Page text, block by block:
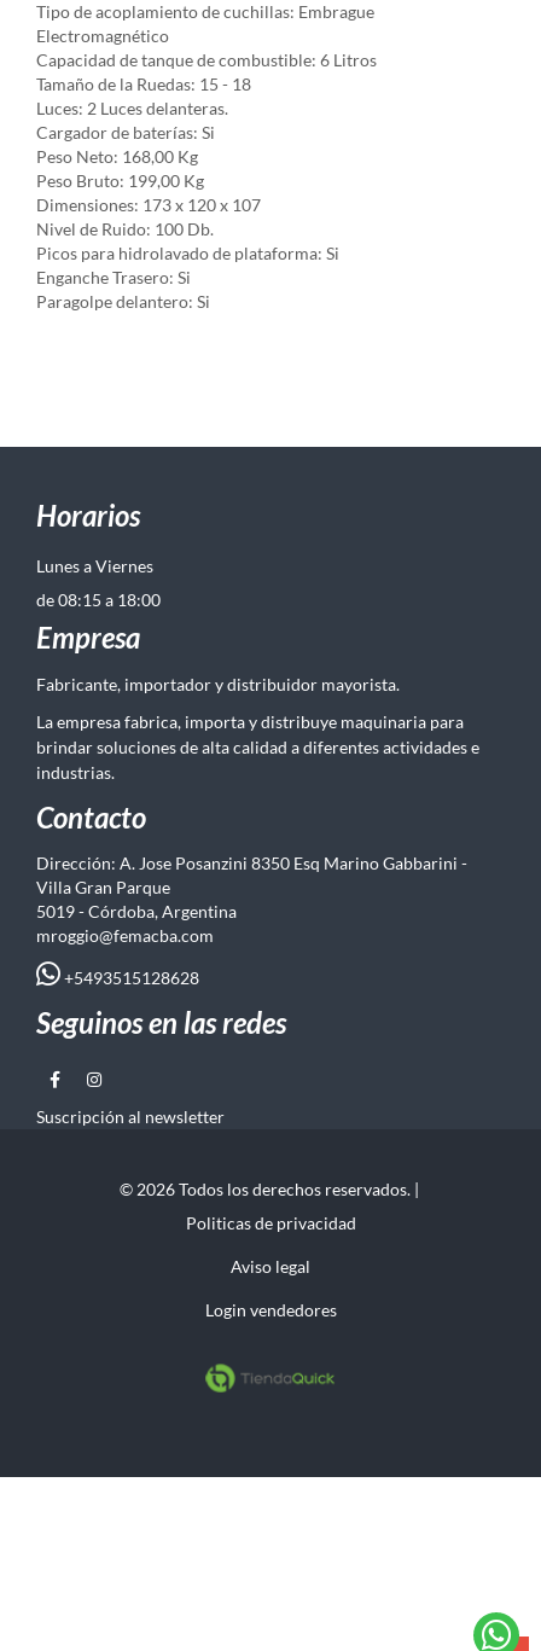
Tipo de acoplamiento de cuchillas: Embrague
Electromagnético
Capacidad de tanque de combustible: 6 Litros
Tamaño de la Ruedas: 15 - 18
Luces: 2 Luces delanteras.
Cargador de baterías: Si
Peso Neto: 168,00 Kg
Peso Bruto: 199,00 Kg
Dimensiones: 173 x 120 x 107
Nivel de Ruido: 100 Db.
Picos para hidrolavado de plataforma: Si
Enganche Trasero: Si
Paragolpe delantero: Si
Horarios
Lunes a Viernes
de 08:15 a 18:00
Empresa
Fabricante, importador y distribuidor mayorista.
La empresa fabrica, importa y distribuye maquinaria para
brindar soluciones de alta calidad a diferentes actividades e
industrias.
Contacto
Dirección: A. Jose Posanzini 8350 Esq Marino Gabbarini -
Villa Gran Parque
5019 - Córdoba, Argentina
mroggio@femacba.com
+5493515128628
Seguinos en las redes
Suscripción al newsletter
© 2026 Todos los derechos reservados. |
Politicas de privacidad
Aviso legal
Login vendedores